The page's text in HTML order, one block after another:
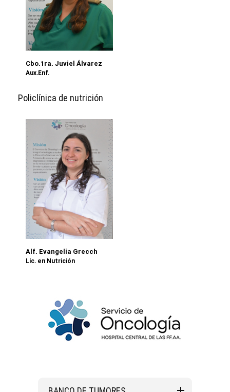
Cbo.1ra. Juviel Álvarez
Aux.Enf.
Policlínica de nutrición
Alf. Evangelia Grecch
Lic. en Nutrición